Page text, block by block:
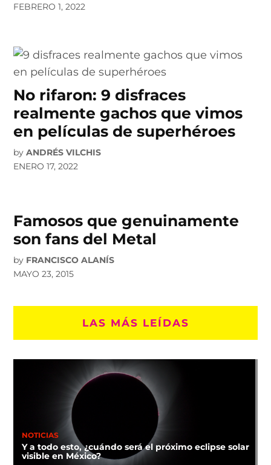
FEBRERO 1, 2022
No rifaron: 9 disfraces
realmente gachos que vimos
en películas de superhéroes
by ANDRÉS VILCHIS
ENERO 17, 2022
Famosos que genuinamente
son fans del Metal
by FRANCISCO ALANÍS
MAYO 23, 2015
LAS MÁS LEÍDAS
NOTICIAS
Y a todo esto, ¿cuándo será el próximo eclipse solar
visible en México?